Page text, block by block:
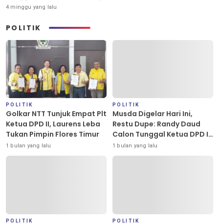
4 minggu yang lalu
POLITIK
POLITIK
Golkar NTT Tunjuk Empat Plt
Ketua DPD II, Laurens Leba
Tukan Pimpin Flores Timur
1 bulan yang lalu
POLITIK
Musda Digelar Hari Ini,
Restu Dupe: Randy Daud
Calon Tunggal Ketua DPD II
Golkar Kota Kupang
1 bulan yang lalu
POLITIK POLITIK